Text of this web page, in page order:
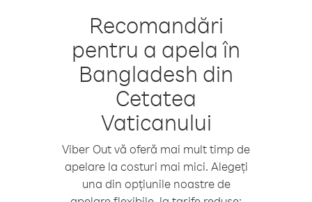
Recomandări
pentru a apela în
Bangladesh din
Cetatea
Vaticanului
Viber Out vă oferă mai mult timp de
apelare la costuri mai mici. Alegeți
una din opțiunile noastre de